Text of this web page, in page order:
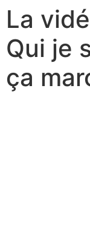
La
Qui je
ça